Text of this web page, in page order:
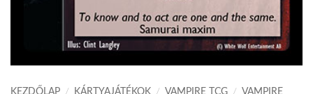
KEZDŐLAP / KÁRTYAJÁTÉKOK / VAMPIRE TCG /
VAMPIRE